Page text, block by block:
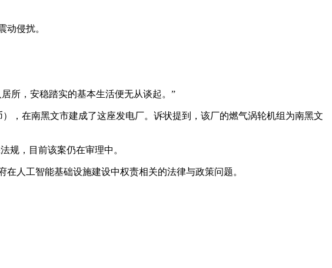
动侵扰。
所，安稳踏实的基本生活便无从谈起。”
，在南黑文市建成了这座发电厂。诉状提到，该厂的燃气涡轮机组为南黑文
规，目前该案仍在审理中。
人工智能基础设施建设中权责相关的法律与政策问题。